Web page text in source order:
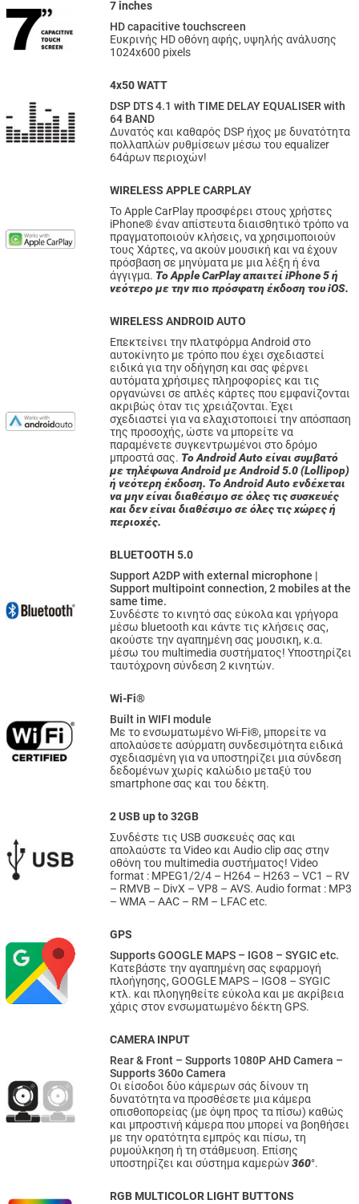
7 inches
HD capacitive touchscreen
Ευκρινής HD οθόνη αφής, υψηλής ανάλυσης
1024x600 pixels
4x50 WATT
DSP DTS 4.1 with TIME DELAY EQUALISER with
64 BAND
Δυνατός και καθαρός DSP ήχος με δυνατότητα
πολλαπλών ρυθμίσεων μέσω του equalizer
64άρων περιοχών!
WIRELESS APPLE CARPLAY
Το Apple CarPlay προσφέρει στους χρήστες
iPhone® έναν απίστευτα διαισθητικό τρόπο να
πραγματοποιούν κλήσεις, να χρησιμοποιούν
τους Χάρτες, να ακούν μουσική και να έχουν
πρόσβαση σε μηνύματα με μια λέξη ή ένα
άγγιγμα. Το Apple CarPlay απαιτεί iPhone 5 ή
νεότερο με την πιο πρόσφατη έκδοση του iOS.
WIRELESS ANDROID AUTO
Επεκτείνει την πλατφόρμα Android στο
αυτοκίνητο με τρόπο που έχει σχεδιαστεί
ειδικά για την οδήγηση και σας φέρνει
αυτόματα χρήσιμες πληροφορίες και τις
οργανώνει σε απλές κάρτες που εμφανίζονται
ακριβώς όταν τις χρειάζονται. Έχει
σχεδιαστεί για να ελαχιστοποιεί την απόσπαση
της προσοχής, ώστε να μπορείτε να
παραμένετε συγκεντρωμένοι στο δρόμο
μπροστά σας. Το Android Auto είναι συμβατό
με τηλέφωνα Android με Android 5.0 (Lollipop)
ή νεότερη έκδοση. Το Android Auto ενδέχεται
να μην είναι διαθέσιμο σε όλες τις συσκευές
και δεν είναι διαθέσιμο σε όλες τις χώρες ή
περιοχές.
BLUETOOTH 5.0
Support A2DP with external microphone |
Support multipoint connection, 2 mobiles at the
same time.
Συνδέστε το κινητό σας εύκολα και γρήγορα
μέσω bluetooth και κάντε τις κλήσεις σας,
ακούστε την αγαπημένη σας μουσικη, κ.α.
μέσω του multimedia συστήματος! Υποστηρίζει
ταυτόχρονη σύνδεση 2 κινητών.
Wi-Fi®
Built in WIFI module
Με το ενσωματωμένο Wi-Fi®, μπορείτε να
απολαύσετε ασύρματη συνδεσιμότητα ειδικά
σχεδιασμένη για να υποστηρίζει μια σύνδεση
δεδομένων χωρίς καλώδιο μεταξύ του
smartphone σας και του δέκτη.
2 USB up to 32GB
Συνδέστε τις USB συσκευές σας και
απολαύστε τα Video και Audio clip σας στην
οθόνη του multimedia συστήματος! Video
format : MPEG1/2/4 – H264 – H263 –VC1 – RV
– RMVB – DivX –VP8 –AVS. Audio format : MP3
–WMA –AAC – RM – LFAC etc.
GPS
Supports GOOGLE MAPS – IGO8 – SYGIC etc.
Κατεβάστε την αγαπημένη σας εφαρμογή
πλοήγησης, GOOGLE MAPS – IGO8 – SYGIC
κτλ. και πλοηγηθείτε εύκολα και με ακρίβεια
χάρις στον ενσωματωμένο δέκτη GPS.
CAMERA INPUT
Rear & Front – Supports 1080P AHD Camera –
Supports 360o Camera
Οι είσοδοι δύο κάμερων σάς δίνουν τη
δυνατότητα να προσθέσετε μια κάμερα
οπισθοπορείας (με όψη προς τα πίσω) καθώς
και μπροστινή κάμερα που μπορεί να βοηθήσει
με την ορατότητα εμπρός και πίσω, τη
ρυμούλκηση ή τη στάθμευση. Επίσης
υποστηρίζει και σύστημα καμερών360°.
RGB MULTICOLOR LIGHT BUTTONS